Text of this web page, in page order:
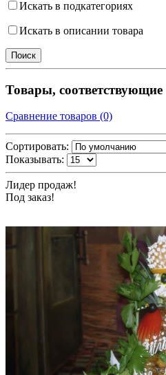
Искать в подкатегориях
Искать в описании товара
Товары,
Сравнение товаров (0)
Сортировать:
Показывать:
Лидер продаж!
Под заказ!